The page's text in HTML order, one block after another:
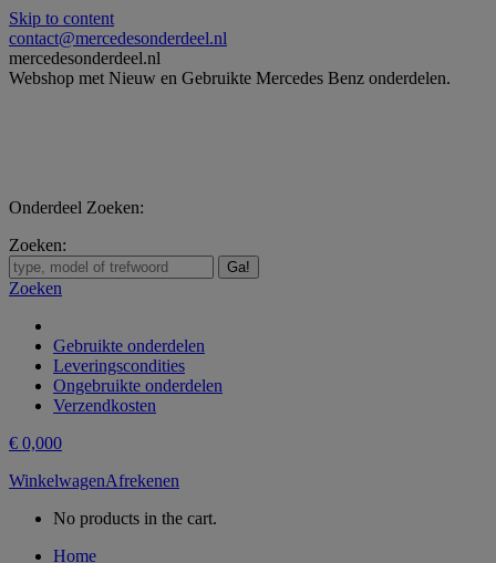
Skip to content
contact@mercedesonderdeel.nl
mercedesonderdeel.nl
Webshop met Nieuw en Gebruikte Mercedes Benz onderdelen.
Onderdeel Zoeken:
Zoeken:
Zoeken
Gebruikte onderdelen
Leveringscondities
Ongebruikte onderdelen
Verzendkosten
€ 0,000
WinkelwagenAfrekenen
No products in the cart.
Home